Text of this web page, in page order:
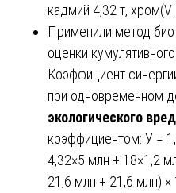
кадмий 4,32 т,
Применили метод
оценки
Коэффициент
при одновременном
экологического
коэффициентом: У =
4,32×5 млн + 18×1,2
21,6 млн + 21,6 млн)